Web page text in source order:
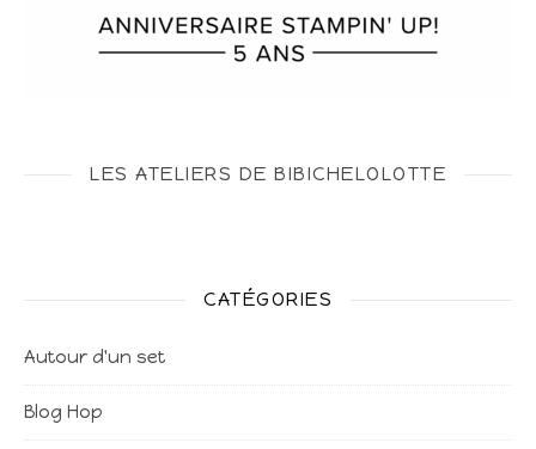
LES ATELIERS DE BIBICHELOLOTTE
CATÉGORIES
Autour d'un set
Blog Hop